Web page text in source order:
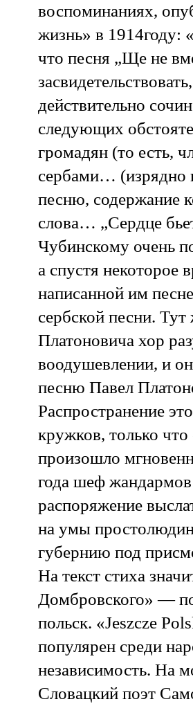
воспоминаниях,
жизнь» в 1914году:
что песня „Ще не
действительно
следующих
громадян (то есть,
сербами… (изрядно
песню, содержание
слова… „Сердце
Чубинскому очень
а спустя некоторое
написанной им
сербской песни.
Платоновича хор
воодушевлении, и
песню Павел
Распространение
кружков, только
произошло
года шеф жандармов
распоряжение
на умы
губернию под
На текст стиха
Домбровского» —
польск. «Jeszcze
популярен среди
независимость. На
Словацкий поэт